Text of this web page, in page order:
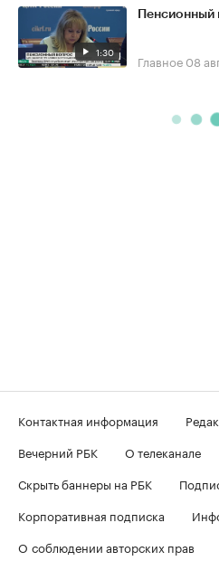
1:30 Главное 08
Контактная информация
Вечерний РБК
О телеканале
Скрыть баннеры на РБК
Корпоративная подписка
О соблюдении авторских прав